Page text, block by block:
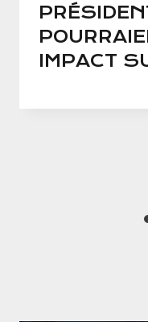
IMPACT